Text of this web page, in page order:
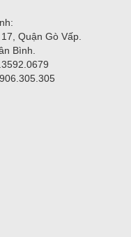
Quận Gò Vấp.
Bình.